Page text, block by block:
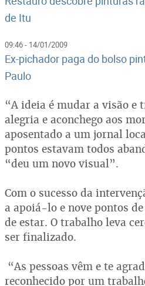
de Itu
09:46 - 14/01/2009
Ex-pichador paga do bolso
Paulo
“A ideia é mudar a visão e
alegria e aconchego aos
aposentado a um jornal
pontos estavam todos
“deu um novo visual”.
Com o sucesso da
a apoiá-lo e nove pontos
de estar. O trabalho leva
ser finalizado.
“As pessoas vêm e te
reconhecido por um